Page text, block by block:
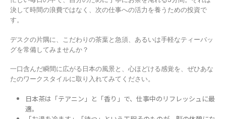
決して時間の浪費ではなく、次の仕事への活力を養うための投資で
す。
デスクの片隅に、こだわりの茶葉と急須、あるいは手軽なティーバッ
グを常備してみませんか？
一口含んだ瞬間に広がる日本の風景と、心ほどける感覚を、ぜひあな
たのワークスタイルに取り入れてみてください。
日本茶は「テアニン」と「香り」で、仕事中のリフレッシュに最
適。